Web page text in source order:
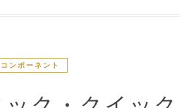
コンポーネント